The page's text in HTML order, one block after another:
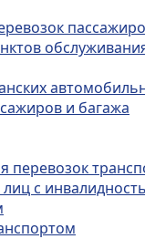
и багажа
перевозок
лиц с